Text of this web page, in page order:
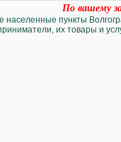
По вашему
населенные пункты
их товары и